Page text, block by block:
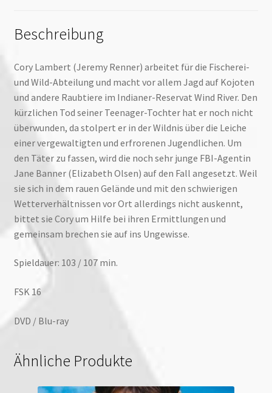
Beschreibung
Cory Lambert (Jeremy Renner) arbeitet für die Fischerei-
und Wild-Abteilung und macht vor allem Jagd auf Kojoten
und andere Raubtiere im Indianer-Reservat Wind River. Den
kürzlichen Tod seiner Teenager-Tochter hat er noch nicht
überwunden, da stolpert er in der Wildnis über die Leiche
einer vergewaltigten und erfrorenen Jugendlichen. Um
den Täter zu fassen, wird die noch sehr junge FBI-Agentin
Jane Banner (Elizabeth Olsen) auf den Fall angesetzt. Weil
sie sich in dem rauen Gelände und mit den schwierigen
Wetterverhältnissen vor Ort allerdings nicht auskennt,
bittet sie Cory um Hilfe bei ihren Ermittlungen und
gemeinsam brechen sie auf ins Ungewisse.
Spieldauer: 103 / 107 min.
FSK 16
DVD / Blu-ray
Ähnliche Produkte